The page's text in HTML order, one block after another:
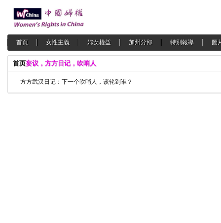
首頁 女性主義 婦女權益 加州分部 特別報導 圖
首页妄议，方方日记，吹哨人
方方武汉日记：下一个吹哨人，该轮到谁？